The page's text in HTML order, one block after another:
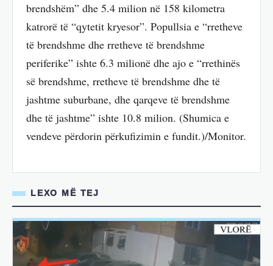
brendshëm” dhe 5.4 milion në 158 kilometra
katrorë të “qytetit kryesor”. Popullsia e “rretheve
të brendshme dhe rretheve të brendshme
periferike” ishte 6.3 milionë dhe ajo e “rrethinës
së brendshme, rretheve të brendshme dhe të
jashtme suburbane, dhe qarqeve të brendshme
dhe të jashtme” ishte 10.8 milion. (Shumica e
vendeve përdorin përkufizimin e fundit.)/Monitor.
LEXO MË TEJ